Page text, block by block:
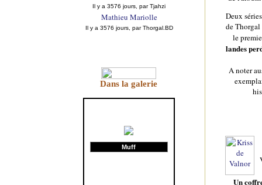
Il y a 3576 jours, par Tjahzi
Mathieu Mariolle
Il y a 3576 jours, par Thorgal.BD
Dans la galerie
Muff
Deux
de
le
landes
A noter
Un